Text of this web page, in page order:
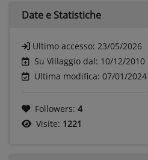
Date e Statistiche
Ultimo accesso: 23/05/2026
Su Villaggio dal: 10/12/2010
Ultima modifica: 07/01/2024
Followers: 4
Visite: 1221